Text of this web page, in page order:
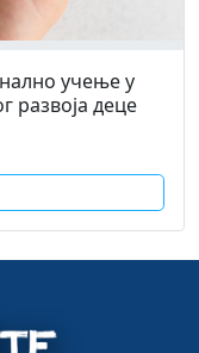
учење у
развоја деце